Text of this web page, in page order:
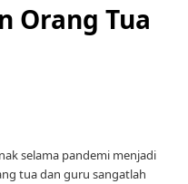
Orang Tua
selama pandemi menjadi
tua dan guru sangatlah